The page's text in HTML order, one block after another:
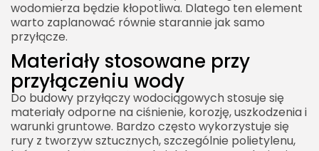
wodomierza będzie kłopotliwa. Dlatego ten element
warto zaplanować równie starannie jak samo
przyłącze.
Materiały stosowane przy
przyłączeniu wody
Do budowy przyłączy wodociągowych stosuje się
materiały odporne na ciśnienie, korozję, uszkodzenia i
warunki gruntowe. Bardzo często wykorzystuje się
rury z tworzyw sztucznych, szczególnie polietylenu,